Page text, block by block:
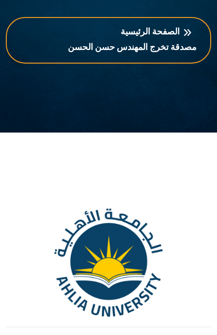
الصفحة الرئيسية
مصدقة تخرج المهندس حسن الحسن